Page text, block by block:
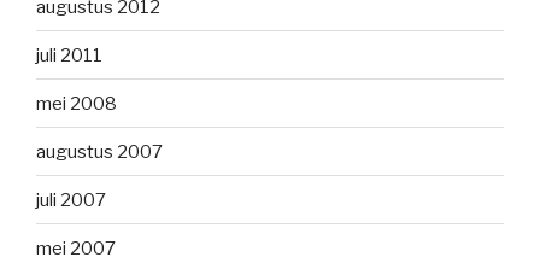
augustus 2012
juli 2011
mei 2008
augustus 2007
juli 2007
mei 2007